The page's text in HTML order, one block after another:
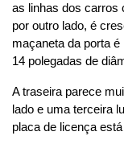
as linhas dos carros
por outro lado, é
maçaneta da porta
14 polegadas de
A traseira parece
lado e uma terceira
placa de licença